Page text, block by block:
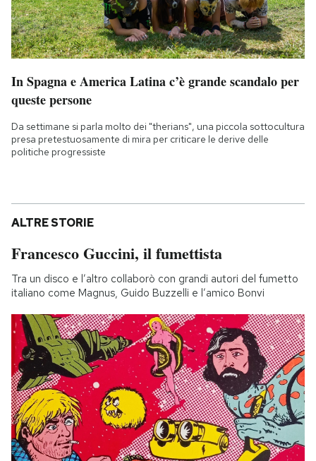
In Spagna e America Latina c’è grande scandalo per
queste persone
Da settimane si parla molto dei "therians", una piccola sottocultura
presa pretestuosamente di mira per criticare le derive delle
politiche progressiste
ALTRE STORIE
Francesco Guccini, il fumettista
Tra un disco e l’altro collaborò con grandi autori del fumetto
italiano come Magnus, Guido Buzzelli e l’amico Bonvi